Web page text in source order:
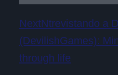
NextNtrevistando a
(DevilishGames):
through life